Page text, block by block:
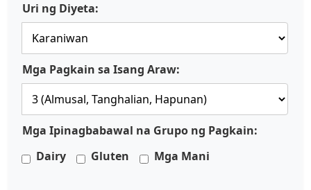
Uri ng Diyeta:
Mga Pagkain sa Isang Araw:
Mga Ipinagbabawal na Grupo ng Pagkain:
Dairy
Gluten Mga Mani